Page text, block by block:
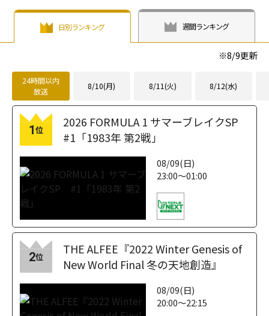
日別ランキング 週間ランキング
※8/9更新
24時間以内
放送
8/10(月) 8/11(火) 8/12(水)
1位
2026 FORMULA 1 サマーブレイクSP
#1「1983年 第2戦」
08/09(日)
23:00～01:00
2位
THE ALFEE『2022 Winter Genesis of
New World Final 冬の天地創造』
08/09(日)
20:00～22:15